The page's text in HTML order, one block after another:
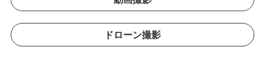
ドローン撮影